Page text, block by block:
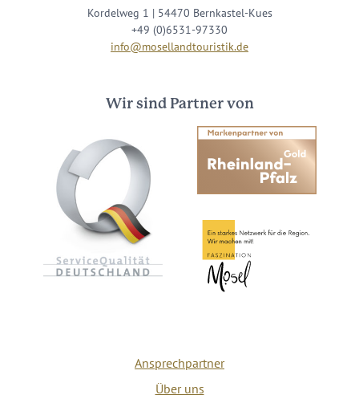
Kordelweg 1 | 54470 Bernkastel-Kues
+49 (0)6531-97330
info@mosellandtouristik.de
Wir sind Partner von
Ansprechpartner
Über uns